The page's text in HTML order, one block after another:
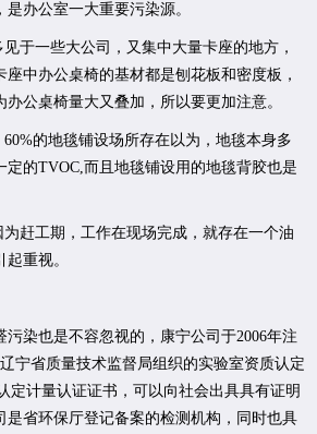
是办公室一大重要污染源。
于一些大公司，又集中大量卡座的地方，
中办公桌椅的基材都是刨花板和密度板，
公桌椅量大又叠加，所以要更加注意。
的地毯铺设场所存在以为，地毯本身多
定的TVOC,而且地毯铺设用的地毯背胶也是
赶工期，工作在现场完成，就存在一个油
重视。
染也是不容忽视的，康宁公司于2006年注
宁省质量技术监督局组织的实验室资质认定
定计量认证证书，可以向社会出具具有证明
是省环保厅登记备案的检测机构，同时也具